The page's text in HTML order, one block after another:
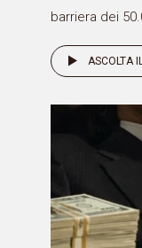
barriera dei
ASCOLTA